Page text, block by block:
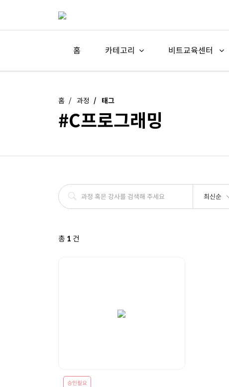
홈 카테고리 비트교육센터
홈 과정 태그
#C프로그래밍
최신순
총 1 건
승인필요